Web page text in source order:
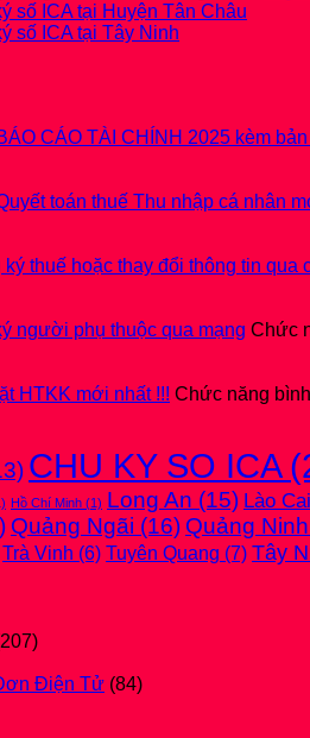
số ICA tại Huyện Tân Châu
số ICA tại Tây Ninh
CÁO TÀI CHÍNH 2025 kèm
toán thuế Thu nhập cá nhân
thuế hoặc thay đổi thông tin qua
người phụ thuộc qua mạng Chức
HTKK mới nhất !!! Chức năng
CHU KY SO ICA
Hồ Chí Minh (1) Long An (15) Lào Cai
Quảng Ngãi (16) Quảng Ninh
Trà Vinh (6) Tuyên Quang (7) Tây
Điện Tử (84)